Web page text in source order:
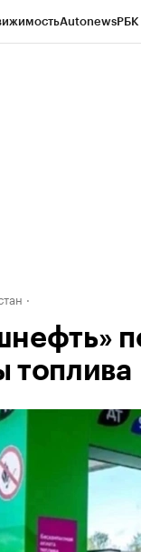
Autonews
топлива